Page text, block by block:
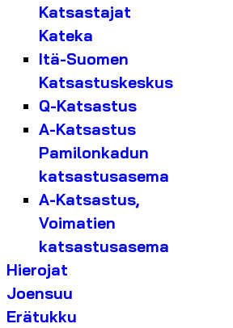
Katsastajat
Kateka
Itä-Suomen
Katsastuskeskus
Q-Katsastus
A-Katsastus
Pamilonkadun
katsastusasema
A-Katsastus,
Voimatien
katsastusasema
Hierojat
Joensuu
Erätukku